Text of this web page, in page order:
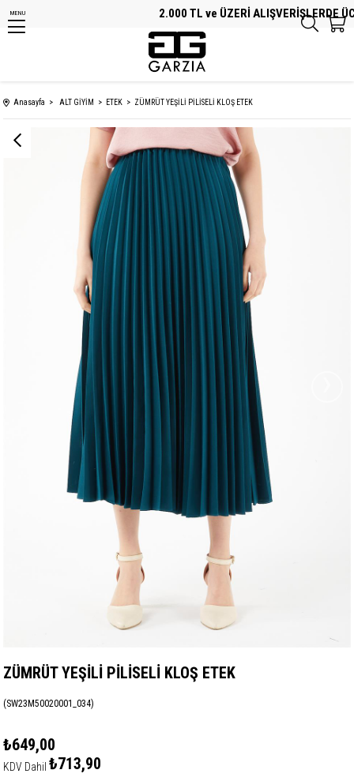
2.000 TL ve ÜZERİ ALIŞVERİŞLERDE
MENU
Anasayfa ALT GİYİM ETEK ZÜMRÜT YEŞİLİ PİLİSELİ KLOŞ ETEK
ZÜMRÜT YEŞİLİ PİLİSELİ KLOŞ ETEK
(SW23M50020001_034)
₺649,00
KDV Dahil ₺713,90